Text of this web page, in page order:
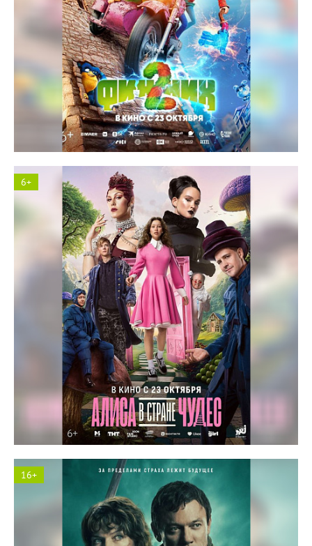
Космос кинотеатр
6+
Солярис кинотеатр
16+